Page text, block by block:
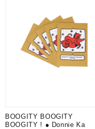
BOOGITY BOOGITY
BOOGITY ! ● Donnie Ka